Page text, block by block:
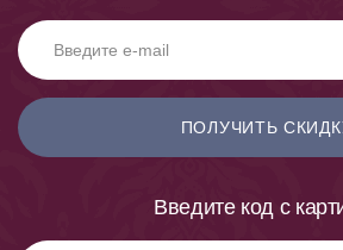
ПОЛУЧИТЬ
Введите код с